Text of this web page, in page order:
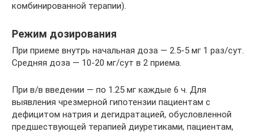
комбинированной терапии).
Режим дозирования
При приеме внутрь начальная доза — 2.5-5 мг 1 раз/сут.
Средняя доза — 10-20 мг/сут в 2 приема.
При в/в введении — по 1.25 мг каждые 6 ч. Для
выявления чрезмерной гипотензии пациентам с
дефицитом натрия и дегидратацией, обусловленной
предшествующей терапией диуретиками, пациентам,